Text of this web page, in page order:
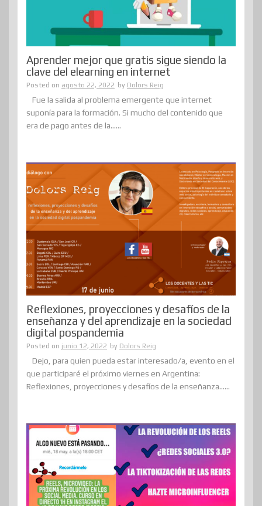
Aprender mejor que gratis sigue siendo la
clave del elearning en internet
Posted on agosto 22, 2022 by Dolors Reig
Fue la salida al problema emergente que internet
suponía para la formación. Si mucho del contenido que
era de pago antes de la......
Reflexiones, proyecciones y desafíos de la
enseñanza y del aprendizaje en la sociedad
digital pospandemia
Posted on junio 12, 2022 by Dolors Reig
Dejo, para quien pueda estar interesado/a, evento en el
que participaré el próximo viernes en Argentina:
Reflexiones, proyecciones y desafíos de la enseñanza......